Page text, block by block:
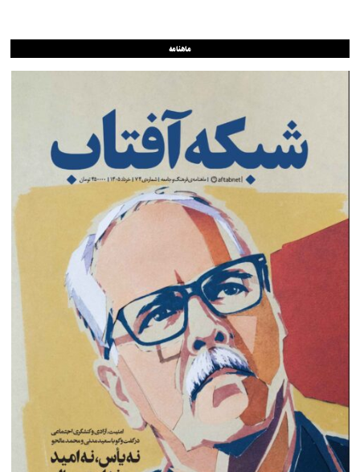
ماهنامه